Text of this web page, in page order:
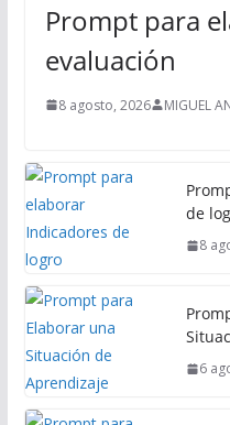
Prompt para
evaluación
8 agosto, 2026 MIGUEL
de
8
6